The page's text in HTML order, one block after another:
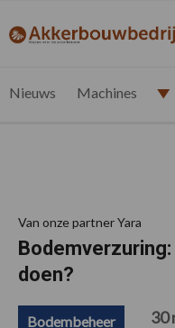
de
de
de
de
akkerbouwbedrijf.nl
Nieuws Machines
Van onze partner Yara
doen?
Bodembeheer 30